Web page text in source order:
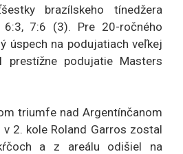
brazílskeho tínedžera
7:6 (3). Pre 20-ročného
úspech na podujatiach veľkej
prestížne podujatie Masters
triumfe nad Argentínčanom
v 2. kole Roland Garros zostal
a z areálu odišiel na